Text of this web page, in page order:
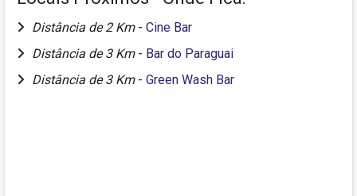
Distância de 2 Km - Cine Bar
Distância de 3 Km - Bar do Paraguai
Distância de 3 Km - Green Wash Bar